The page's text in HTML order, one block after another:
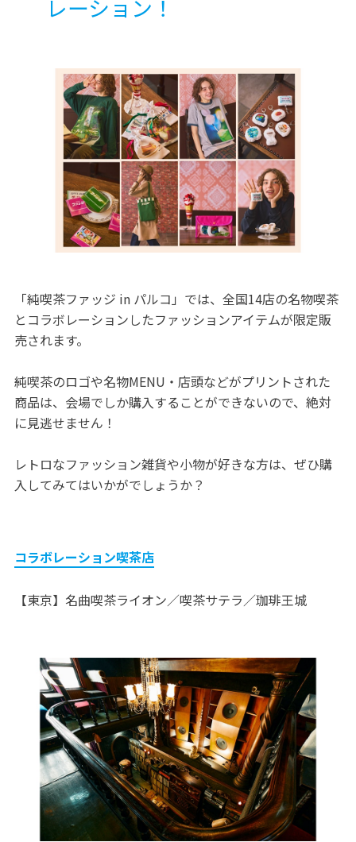
レーション！
「純喫茶ファッジ in パルコ」では、全国14店の名物喫茶
とコラボレーションしたファッションアイテムが限定販
売されます。
純喫茶のロゴや名物MENU・店頭などがプリントされた
商品は、会場でしか購入することができないので、絶対
に見逃せません！
レトロなファッション雑貨や小物が好きな方は、ぜひ購
入してみてはいかがでしょうか？
コラボレーション喫茶店
【東京】名曲喫茶ライオン／喫茶サテラ／珈琲王城